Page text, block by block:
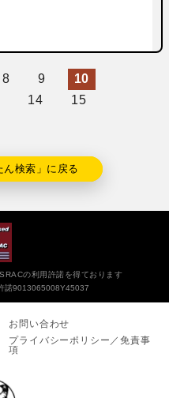
8 9
10
14 15
検索」に戻る
の利用許諾を得ております
諾9013065008Y45037
お問い合わせ
プライバシーポリシー／免責事
項